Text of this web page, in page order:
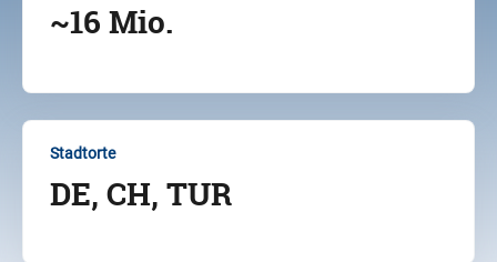
~16 Mio.
Stadtorte
DE, CH, TUR